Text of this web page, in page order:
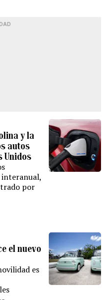
y la
autos
Unidos
interanual,
por
el nuevo
es